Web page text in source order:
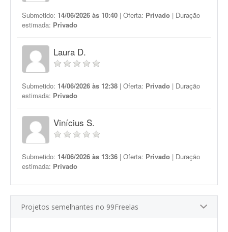
Submetido: 14/06/2026 às 10:40 | Oferta: Privado | Duração
estimada: Privado
Laura D.
Submetido: 14/06/2026 às 12:38 | Oferta: Privado | Duração
estimada: Privado
Vinícius S.
Submetido: 14/06/2026 às 13:36 | Oferta: Privado | Duração
estimada: Privado
Projetos semelhantes no 99Freelas